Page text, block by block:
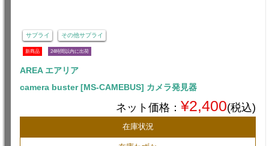
サプライ その他サプライ
新商品 24時間以内に出荷
AREA エアリア
camera buster [MS-CAMEBUS] カメラ発見器
ネット価格： ¥2,400(税込)
在庫状況